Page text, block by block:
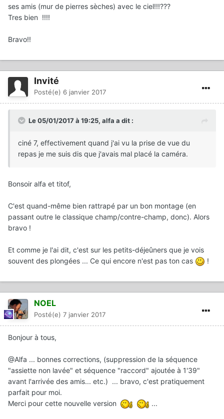
ses amis (mur de pierres sèches) avec le ciel!!!???
Tres bien !!!!
Bravo!!
Invité
Posté(e) 6 janvier 2017
Le 05/01/2017 à 19:25, alfa a dit :
ciné 7, effectivement quand j'ai vu la prise de vue du
repas je me suis dis que j'avais mal placé la caméra.
Bonsoir alfa et titof,
C'est quand-même bien rattrapé par un bon montage (en
passant outre le classique champ/contre-champ, donc). Alors
bravo !
Et comme je l'ai dit, c'est sur les petits-déjeûners que je vois
souvent des plongées ... Ce qui encore n'est pas ton cas
!
NOEL
Posté(e) 7 janvier 2017
Bonjour à tous,
@Alfa ... bonnes corrections, (suppression de la séquence
"assiette non lavée" et séquence "raccord" ajoutée à 1'39"
avant l'arrivée des amis... etc.) ... bravo, c'est pratiquement
parfait pour moi.
Merci pour cette nouvelle version
...